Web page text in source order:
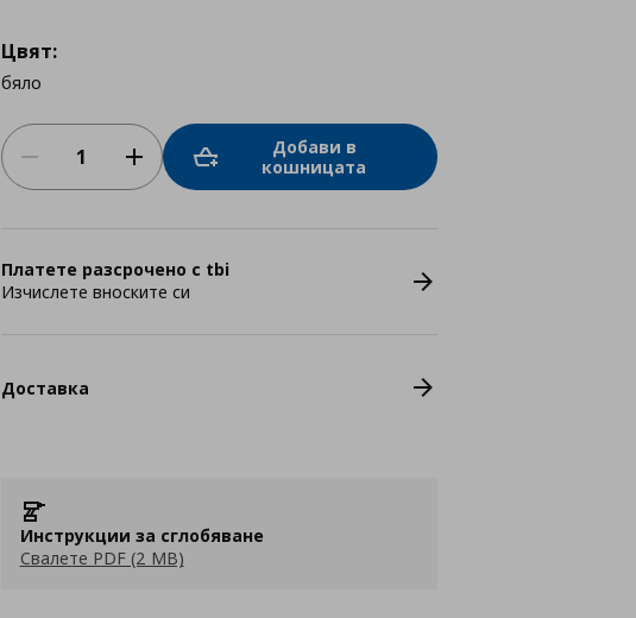
Цвят:
бяло
Добави в
кошницата
Платете разсрочено с tbi
Изчислете вноските си
Доставка
Инструкции за сглобяване
Свалете PDF (2 MB)